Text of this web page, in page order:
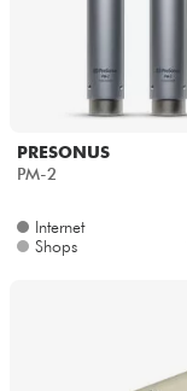
PRESONUS
PM-2
Internet
Shops